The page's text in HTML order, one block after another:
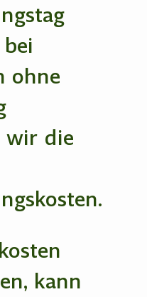
ohne
wir die
kann